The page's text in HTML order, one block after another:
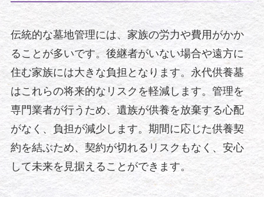
伝統的な墓地管理には、家族の労力や費用がかか
ることが多いです。後継者がいない場合や遠方に
住む家族には大きな負担となります。永代供養墓
はこれらの将来的なリスクを軽減します。管理を
専門業者が行うため、遺族が供養を放棄する心配
がなく、負担が減少します。期間に応じた供養契
約を結ぶため、契約が切れるリスクもなく、安心
して未来を見据えることができます。